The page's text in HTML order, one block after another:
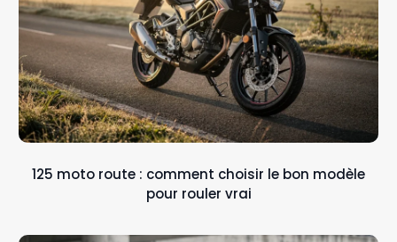
125 moto route : comment choisir le bon modèle
pour rouler vrai